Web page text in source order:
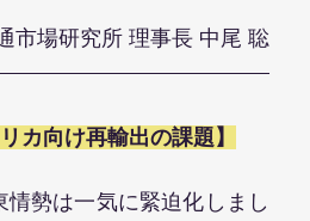
市場研究所 理事長 中尾 聡
カ向け再輸出の課題】
勢は一気に緊迫化しまし